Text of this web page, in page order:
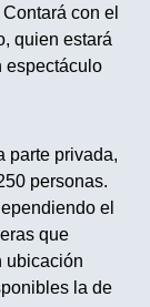
con el
quien estará
espectáculo
parte privada,
personas.
el
que
ubicación
la de